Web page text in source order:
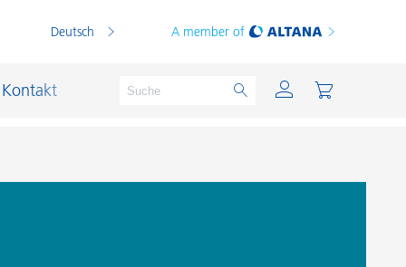
Deutsch A member of
Kontakt